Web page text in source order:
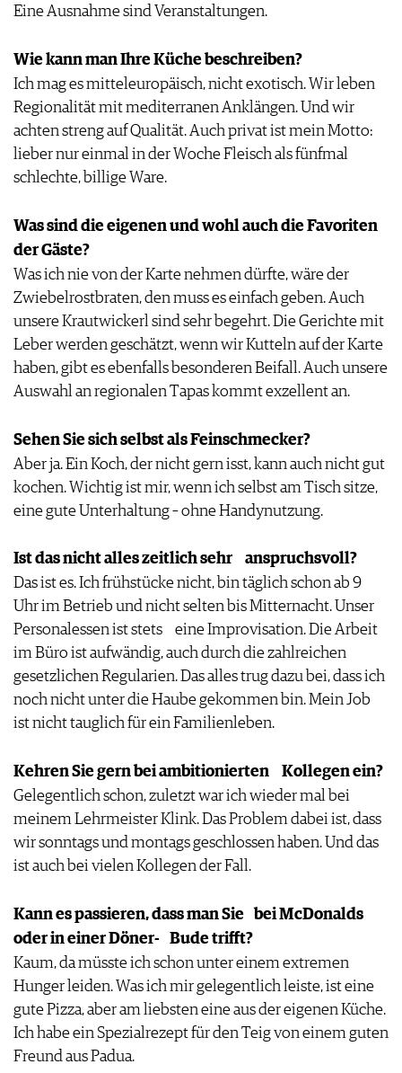
Eine Ausnahme sind Veranstaltungen.
Wie kann man Ihre Küche beschreiben?
Ich mag es mitteleuropäisch, nicht exotisch. Wir leben
Regionalität mit mediterranen Anklängen. Und wir
achten streng auf Qualität. Auch privat ist mein Motto:
lieber nur einmal in der Woche Fleisch als fünfmal
schlechte, billige Ware.
Was sind die eigenen und wohl auch die Favoriten
der Gäste?
Was ich nie von der Karte nehmen dürfte, wäre der
Zwiebelrostbraten, den muss es einfach geben. Auch
unsere Krautwickerl sind sehr begehrt. Die Gerichte mit
Leber werden geschätzt, wenn wir Kutteln auf der Karte
haben, gibt es ebenfalls besonderen Beifall. Auch unsere
Auswahl an regionalen Tapas kommt exzellent an.
Sehen Sie sich selbst als Feinschmecker?
Aber ja. Ein Koch, der nicht gern isst, kann auch nicht gut
kochen. Wichtig ist mir, wenn ich selbst am Tisch sitze,
eine gute Unterhaltung – ohne Handynutzung.
Ist das nicht alles zeitlich sehr anspruchsvoll?
Das ist es. Ich frühstücke nicht, bin täglich schon ab 9
Uhr im Betrieb und nicht selten bis Mitternacht. Unser
Personalessen ist stets eine Improvisation. Die Arbeit
im Büro ist aufwändig, auch durch die zahlreichen
gesetzlichen Regularien. Das alles trug dazu bei, dass ich
noch nicht unter die Haube gekommen bin. Mein Job
ist nicht tauglich für ein Familienleben.
Kehren Sie gern bei ambitionierten Kollegen ein?
Gelegentlich schon, zuletzt war ich wieder mal bei
meinem Lehrmeister Klink. Das Problem dabei ist, dass
wir sonntags und montags geschlossen haben. Und das
ist auch bei vielen Kollegen der Fall.
Kann es passieren, dass man Sie bei McDonalds
oder in einer Döner- Bude trifft?
Kaum, da müsste ich schon unter einem extremen
Hunger leiden. Was ich mir gelegentlich leiste, ist eine
gute Pizza, aber am liebsten eine aus der eigenen Küche.
Ich habe ein Spezialrezept für den Teig von einem guten
Freund aus Padua.